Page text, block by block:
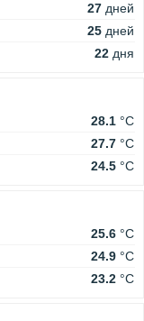
27 дней
25 дней
22 дня
28.1 °C
27.7 °C
24.5 °C
25.6 °C
24.9 °C
23.2 °C